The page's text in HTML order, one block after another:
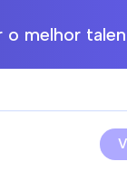
o melhor